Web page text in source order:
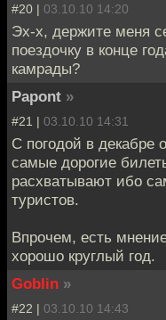
#20 | 03.10.10 14:20
Эх-х, держите меня
поездочку в конце
камрады?
Papont »
#21 | 03.10.10 14:31
С погодой в декабре
самые дорогие
расхватывают ибо
туристов.
Впрочем, есть
хорошо круглый год.
Goblin »
#22 | 03.10.10 14:43